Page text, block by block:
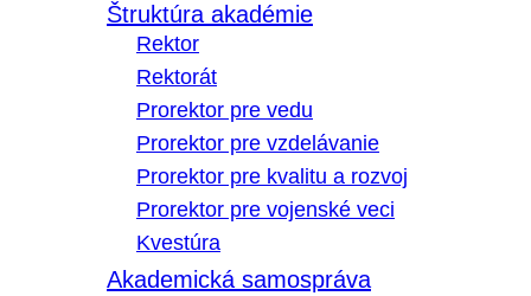
Štruktúra akadémie
Rektor
Rektorát
Prorektor pre vedu
Prorektor pre vzdelávanie
Prorektor pre kvalitu a rozvoj
Prorektor pre vojenské veci
Kvestúra
Akademická samospráva